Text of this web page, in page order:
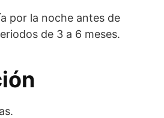
por la noche antes de
de 3 a 6 meses.